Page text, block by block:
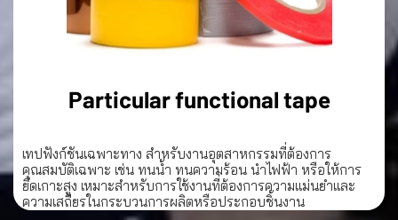
Particular functional tape
เทปฟังก์ชันเฉพาะทาง สำหรับงานอุตสาหกรรมที่ต้องการ
คุณสมบัติเฉพาะ เช่น ทนน้ำ ทนความร้อน นำไฟฟ้า หรือให้การ
ยึดเกาะสูง เหมาะสำหรับการใช้งานที่ต้องการความแม่นยำและ
ความเสถียรในกระบวนการผลิตหรือประกอบชิ้นงาน